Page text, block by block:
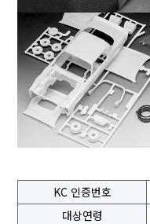
KC 인증번호
대상연령